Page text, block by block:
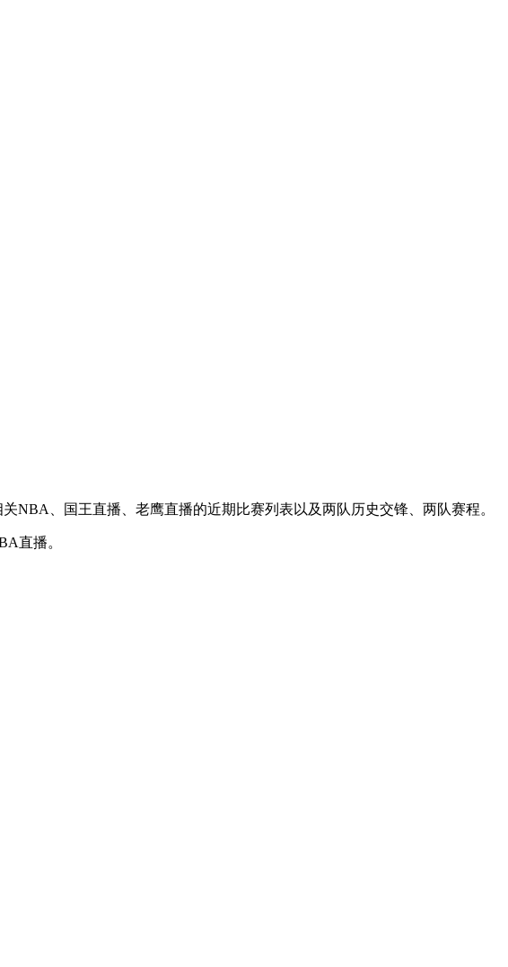
、国王直播、老鹰直播的近期比赛列表以及两队历史交锋、两队赛程。
直播。